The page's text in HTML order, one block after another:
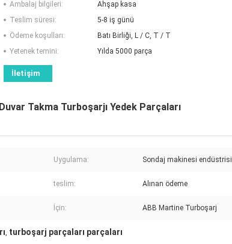
Ambalaj bilgileri:
Ahşap kasa
Teslim süresi:
5-8 iş günü
Ödeme koşulları:
Batı Birliği, L / C, T / T
Yetenek temini:
Yılda 5000 parça
İletişim
Takma Turboşarjı Yedek Parçaları
Uygulama: Sondaj makinesi endüstrisi
teslim: Alınan ödeme
İçin: ABB Martine Turboşarj
, turboşarj parçaları parçaları